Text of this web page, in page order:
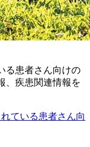
る患者さん向けの
、疾患関連情報を
ている患者さん向